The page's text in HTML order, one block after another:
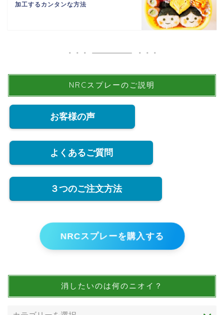
加工するカンタンな方法
NRCスプレーのご説明
お客様の声
よくあるご質問
３つのご注文方法
NRCスプレーを購入する
消したいのは何のニオイ？